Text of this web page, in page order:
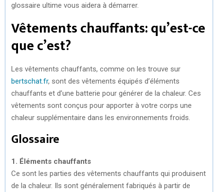
glossaire ultime vous aidera à démarrer.
Vêtements chauffants: qu’est-ce
que c’est?
Les vêtements chauffants, comme on les trouve sur
bertschat.fr, sont des vêtements équipés d’éléments
chauffants et d’une batterie pour générer de la chaleur. Ces
vêtements sont conçus pour apporter à votre corps une
chaleur supplémentaire dans les environnements froids.
Glossaire
1. Éléments chauffants
Ce sont les parties des vêtements chauffants qui produisent
de la chaleur. Ils sont généralement fabriqués à partir de